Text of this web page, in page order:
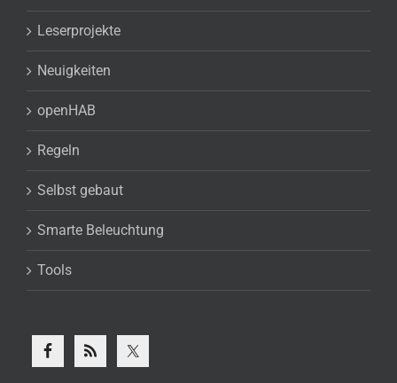
Leserprojekte
Neuigkeiten
openHAB
Regeln
Selbst gebaut
Smarte Beleuchtung
Tools